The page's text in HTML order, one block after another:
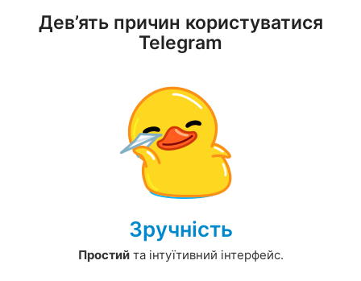
Дев’ять причин користуватися
Telegram
Зручність
Простийта інтуїтивний інтерфейс.